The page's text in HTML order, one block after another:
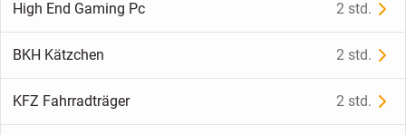
High End Gaming Pc 2 std.
BKH Kätzchen 2 std.
KFZ Fahrradträger 2 std.